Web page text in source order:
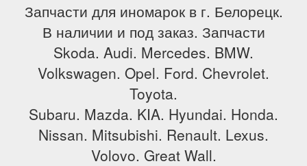
Запчасти для иномарок в г. Белорецк.
В наличии и под заказ. Запчасти
Skoda. Audi. Mercedes. BMW.
Volkswagen. Opel. Ford. Chevrolet.
Toyota.
Subaru. Mazda. KIA. Hyundai. Honda.
Nissan. Mitsubishi. Renault. Lexus.
Volovo. Great Wall.